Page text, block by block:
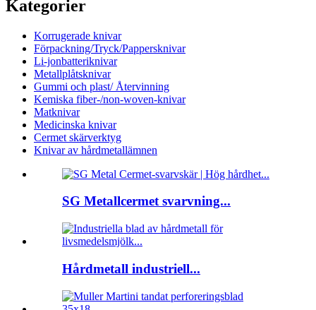
Kategorier
Korrugerade knivar
Förpackning/Tryck/Pappersknivar
Li-jonbatteriknivar
Metallplåtsknivar
Gummi och plast/ Återvinning
Kemiska fiber-/non-woven-knivar
Matknivar
Medicinska knivar
Cermet skärverktyg
Knivar av hårdmetallämnen
SG Metallcermet svarvning...
Hårdmetall industriell...